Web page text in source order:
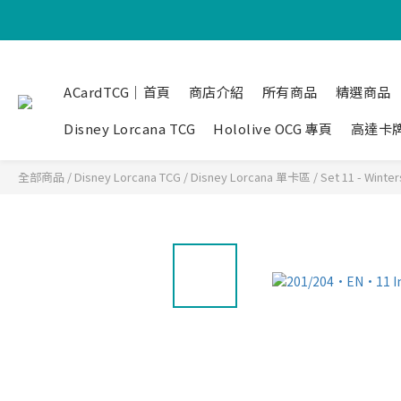
ACardTCG｜首頁 商店介紹 所有商品
精選商品
Disney Lorcana TCG
Hololive OCG 專頁 高達卡
全部商品 / Disney Lorcana TCG / Disney Lorcana 單卡區 /Set 11 -